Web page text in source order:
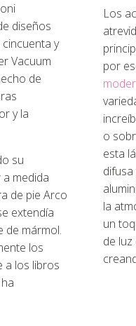
diseños
y
Vacuum
de
y la
su
medida
de pie Arco
extendía
de mármol.
los
a los libros
Los
por
o
esta
la
un
de